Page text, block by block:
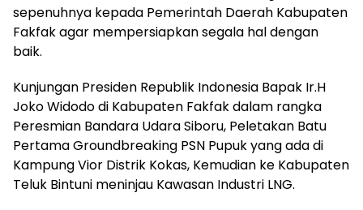
sepenuhnya kepada Pemerintah Daerah Kabupaten
Fakfak agar mempersiapkan segala hal dengan
baik.
Kunjungan Presiden Republik Indonesia Bapak Ir.H
Joko Widodo di Kabupaten Fakfak dalam rangka
Peresmian Bandara Udara Siboru, Peletakan Batu
Pertama Groundbreaking PSN Pupuk yang ada di
Kampung Vior Distrik Kokas, Kemudian ke Kabupaten
Teluk Bintuni meninjau Kawasan Industri LNG.